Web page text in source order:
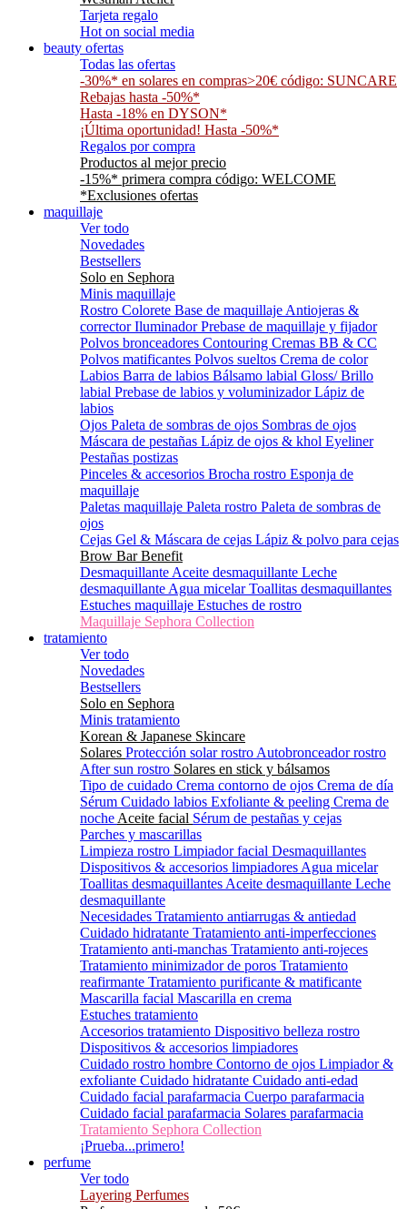
Tarjeta regalo
Hot on social media
beauty ofertas
Todas las ofertas
-30%* en solares en compras>20€ código: SUNCARE
Rebajas hasta -50%*
Hasta -18% en DYSON*
¡Última oportunidad! Hasta -50%*
Regalos por compra
Productos al mejor precio
-15%* primera compra código: WELCOME
*Exclusiones ofertas
maquillaje
Ver todo
Novedades
Bestsellers
Solo en Sephora
Minis maquillaje
Rostro Colorete Base de maquillaje Antiojeras &
correctorIluminadorPrebase de maquillaje y fijador
Polvos bronceadores Contouring Cremas BB & CC
Polvos matificantes Polvos sueltos Crema de color
Labios Barra de labios Bálsamo labial Gloss/ Brillo
labial Prebase de labios y voluminizadorLápiz de
labios
Ojos Paleta de sombras de ojos Sombras de ojos
Máscara de pestañas Lápiz de ojos & khol Eyeliner
Pestañas postizas
Pinceles & accesorios Brocha rostro Esponja de
maquillaje
Paletas maquillaje Paleta rostro Paleta de sombras de
ojos
Cejas Gel & Máscara de cejas Lápiz & polvo para cejas
Brow Bar Benefit
Desmaquillante Aceite desmaquillante Leche
desmaquillante Agua micelarToallitas desmaquillantes
Estuches maquillaje Estuches de rostro
Maquillaje Sephora Collection
tratamiento
Ver todo
Novedades
Bestsellers
Solo en Sephora
Minis tratamiento
Korean & Japanese Skincare
Solares Protección solar rostro Autobronceador rostro
After sun rostro Solares en stick y bálsamos
Tipo de cuidado Crema contorno de ojos Crema de día
Sérum Cuidado labios Exfoliante & peeling Crema de
noche Aceite facial Sérum de pestañas y cejas
Parches y mascarillas
Limpieza rostro Limpiador facial Desmaquillantes
Dispositivos & accesorios limpiadores Agua micelar
Toallitas desmaquillantes Aceite desmaquillante Leche
desmaquillante
Necesidades Tratamiento antiarrugas & antiedad
Cuidado hidratante Tratamiento anti-imperfecciones
Tratamiento anti-manchas Tratamiento anti-rojeces
Tratamiento minimizador de poros Tratamiento
reafirmante Tratamiento purificante & matificante
Mascarilla facial Mascarilla en crema
Estuches tratamiento
Accesorios tratamiento Dispositivo belleza rostro
Dispositivos & accesorios limpiadores
Cuidado rostro hombre Contorno de ojos Limpiador &
exfoliante Cuidado hidratante Cuidado anti-edad
Cuidado facial parafarmacia Cuerpo parafarmacia
Cuidado facial parafarmacia Solares parafarmacia
Tratamiento Sephora Collection
¡Prueba...primero!
perfume
Ver todo
Layering Perfumes